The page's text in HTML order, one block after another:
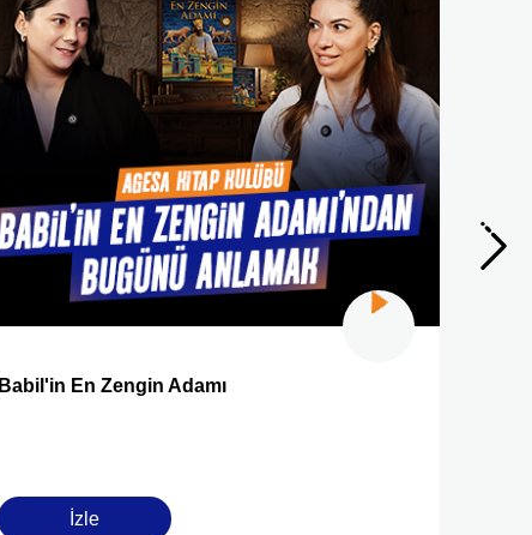
Babil'in En Zengin Adamı
İzle